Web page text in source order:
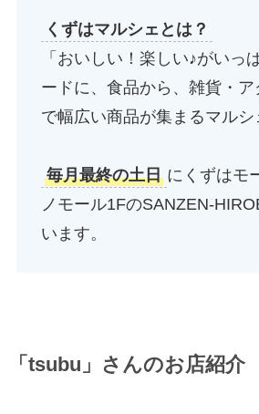
くずはマルシェとは？
「おいしい！楽しい♪がいっ
ードに、食品から、雑貨・ア
で幅広い商品が集まるマルシ
毎月最終の土日 にくずはモ
ノモール1FのSANZEN-
います。
「tsubu」さんのお店紹介